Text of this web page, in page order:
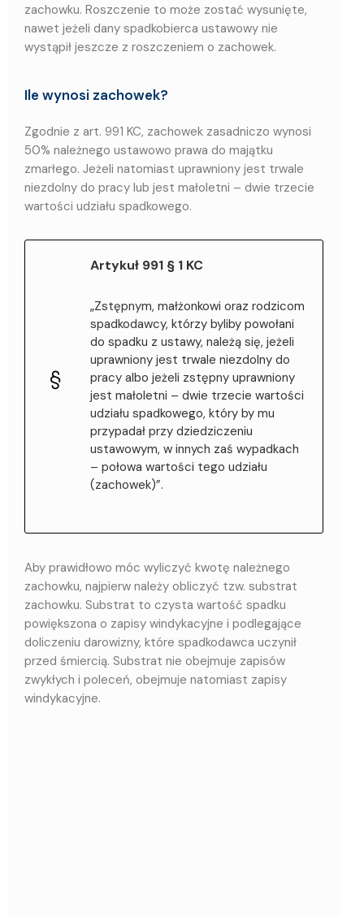
zachowku. Roszczenie to może zostać wysunięte,
nawet jeżeli dany spadkobierca ustawowy nie
wystąpił jeszcze z roszczeniem o zachowek.
Ile wynosi zachowek?
Zgodnie z art. 991 KC, zachowek zasadniczo wynosi
50% należnego ustawowo prawa do majątku
zmarłego. Jeżeli natomiast uprawniony jest trwale
niezdolny do pracy lub jest małoletni – dwie trzecie
wartości udziału spadkowego.
Artykuł 991 § 1 KC
„Zstępnym, małżonkowi oraz rodzicom
spadkodawcy, którzy byliby powołani
do spadku z ustawy, należą się, jeżeli
uprawniony jest trwale niezdolny do
pracy albo jeżeli zstępny uprawniony
jest małoletni – dwie trzecie wartości
udziału spadkowego, który by mu
przypadał przy dziedziczeniu
ustawowym, w innych zaś wypadkach
– połowa wartości tego udziału
(zachowek)”.
Aby prawidłowo móc wyliczyć kwotę należnego
zachowku, najpierw należy obliczyć tzw. substrat
zachowku. Substrat to czysta wartość spadku
powiększona o zapisy windykacyjne i podlegające
doliczeniu darowizny, które spadkodawca uczynił
przed śmiercią. Substrat nie obejmuje zapisów
zwykłych i poleceń, obejmuje natomiast zapisy
windykacyjne.